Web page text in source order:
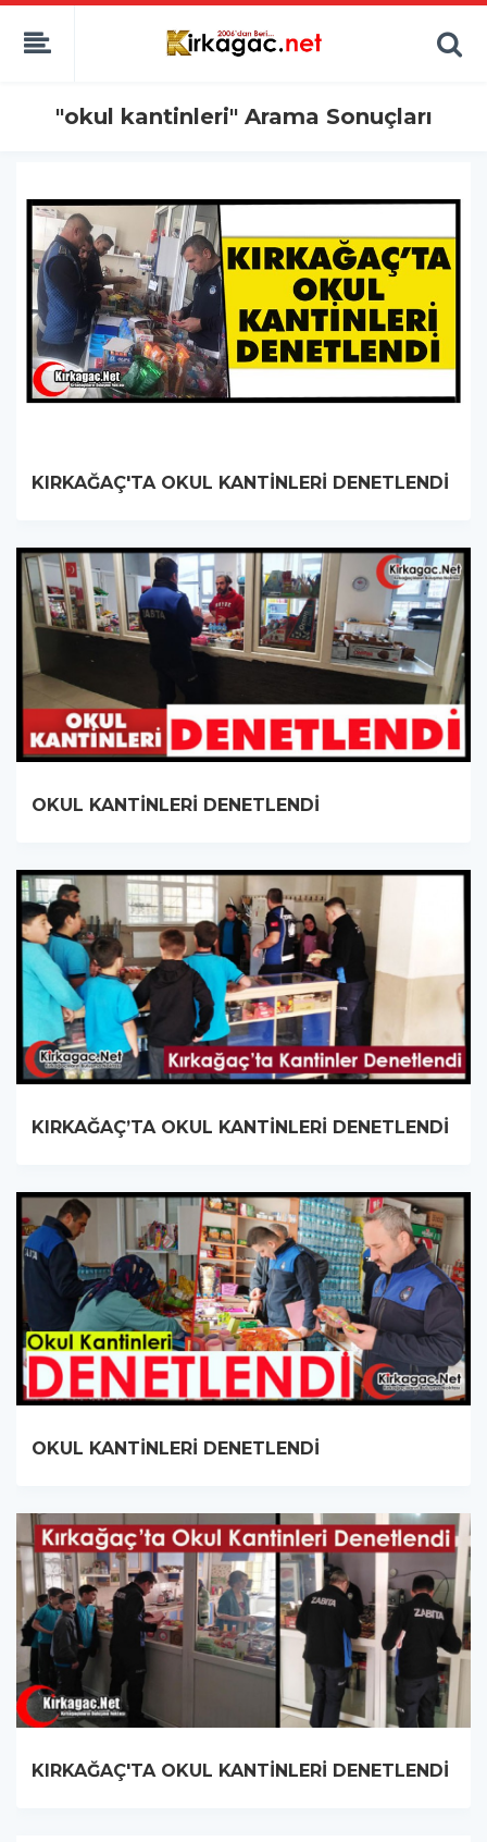
"okul kantinleri" Arama Sonuçları
KIRKAĞAÇ'TA OKUL KANTİNLERİ DENETLENDİ
OKUL KANTİNLERİ DENETLENDİ
KIRKAĞAÇ’TA OKUL KANTİNLERİ DENETLENDİ
OKUL KANTİNLERİ DENETLENDİ
KIRKAĞAÇ'TA OKUL KANTİNLERİ DENETLENDİ